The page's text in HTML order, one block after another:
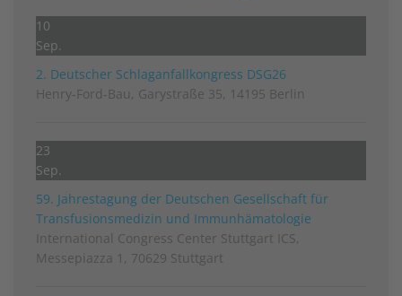
10
Sep.
2. Deutscher Schlag­anfall­kongress DSG26
Henry-Ford-Bau, Garystraße 35, 14195 Berlin
23
Sep.
59. Jahrestagung der Deutschen Gesellschaft für
Transfusionsmedizin und Immunhämatologie
International Congress Center Stuttgart ICS,
Messepiazza 1, 70629 Stuttgart